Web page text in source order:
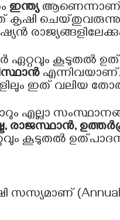
ഇന്ത്യആണെന്നാണ്
കൃഷി ചെയ്തുവരുന്നു.
കൂടുതൽ
ഇത് വലിയ
എല്ലാ
രാജസ്ഥാൻ,
കൂടുതൽ
(Annual